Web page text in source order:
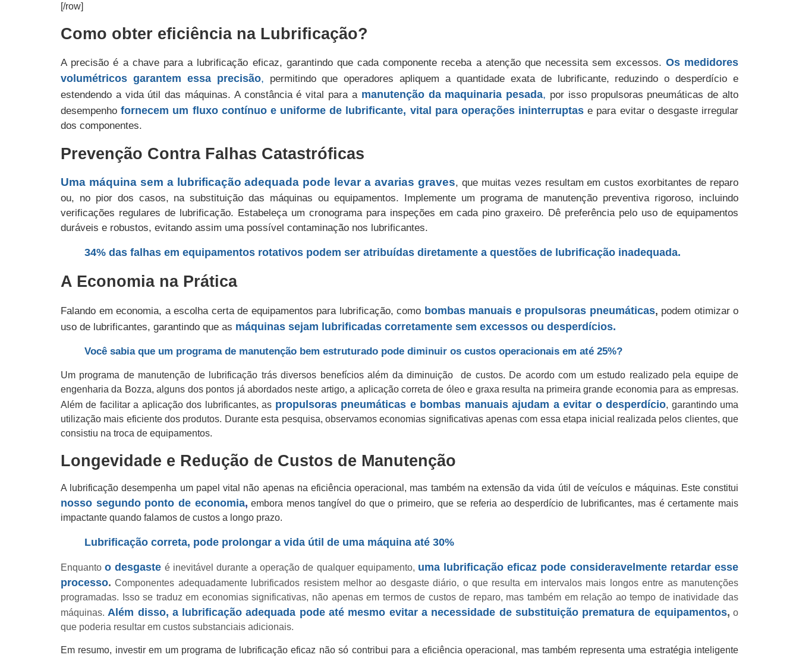
[/row]
Como obter eficiência na Lubrificação?
A precisão é a chave para a lubrificação eficaz, garantindo que cada componente receba a atenção que necessita sem excessos. Os medidores
volumétricos garantem essa precisão, permitindo que operadores apliquem a quantidade exata de lubrificante, reduzindo o desperdício e
estendendo a vida útil das máquinas. A constância é vital para a manutenção da maquinaria pesada, por isso propulsoras pneumáticas de alto
desempenhofornecem um fluxo contínuo e uniforme de lubrificante, vital para operações ininterruptas e para evitar o desgaste irregular
dos componentes.
Prevenção Contra Falhas Catastróficas
Uma máquina sem a lubrificação adequada pode levar a avarias graves, que muitas vezes resultam em custos exorbitantes de reparo
ou, no pior dos casos, na substituição das máquinas ou equipamentos. Implemente um programa de manutenção preventiva rigoroso, incluindo
verificações regulares de lubrificação. Estabeleça um cronograma para inspeções em cada pino graxeiro. Dê preferência pelo uso de equipamentos
duráveis e robustos, evitando assim uma possível contaminação nos lubrificantes.
34% das falhas em equipamentos rotativos podem ser atribuídas diretamente a questões de lubrificação inadequada.
A Economia na Prática
Falando em economia, a escolha certa de equipamentos para lubrificação, como bombas manuais e propulsoras pneumáticas, podem otimizar o
uso de lubrificantes, garantindo que as máquinas sejam lubrificadas corretamente sem excessos ou desperdícios.
Você sabia que um programa de manutenção bem estruturado pode diminuir os custos operacionais em até 25%?
Um programa de manutenção de lubrificação trás diversos benefícios além da diminuição de custos. De acordo com um estudo realizado pela equipe de
engenharia da Bozza, alguns dos pontos já abordados neste artigo, a aplicação correta de óleo e graxa resulta na primeira grande economia para as empresas.
Além de facilitar a aplicação dos lubrificantes, as propulsoras pneumáticas e bombas manuais ajudam a evitar o desperdício, garantindo uma
utilização mais eficiente dos produtos. Durante esta pesquisa, observamos economias significativas apenas com essa etapa inicial realizada pelos clientes, que
consistiu na troca de equipamentos.
Longevidade e Redução de Custos de Manutenção
A lubrificação desempenha um papel vital não apenas na eficiência operacional, mas também na extensão da vida útil de veículos e máquinas. Este constitui
nosso segundo ponto de economia, embora menos tangível do que o primeiro, que se referia ao desperdício de lubrificantes, mas é certamente mais
impactante quando falamos de custos a longo prazo.
Lubrificação correta, pode prolongar a vida útil de uma máquina até 30%
Enquantoo desgaste é inevitável durante a operação de qualquer equipamento, uma lubrificação eficaz pode consideravelmente retardar esse
processo. Componentes adequadamente lubrificados resistem melhor ao desgaste diário, o que resulta em intervalos mais longos entre as manutenções
programadas. Isso se traduz em economias significativas, não apenas em termos de custos de reparo, mas também em relação ao tempo de inatividade das
máquinas. Além disso, a lubrificação adequada pode até mesmo evitar a necessidade de substituição prematura de equipamentos, o
que poderia resultar em custos substanciais adicionais.
Em resumo, investir em um programa de lubrificação eficaz não só contribui para a eficiência operacional, mas também representa uma estratégia inteligente